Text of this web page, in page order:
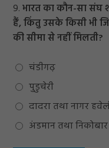
9.भारत का कौन-सा संघ
हैं, किंतु उसके किसी भी
की सीमा से नहीं मिलती?
चंडीगढ़
पुडुचेरी
दादरा तथा नागर
अंडमान तथा